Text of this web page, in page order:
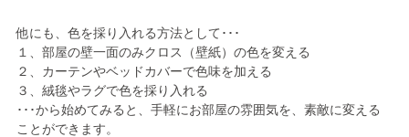
他にも、色を採り入れる方法として･･･
１、部屋の壁一面のみクロス（壁紙）の色を変える
２、カーテンやベッドカバーで色味を加える
３、絨毯やラグで色を採り入れる
･･･から始めてみると、手軽にお部屋の雰囲気を、素敵に変える
ことができます。